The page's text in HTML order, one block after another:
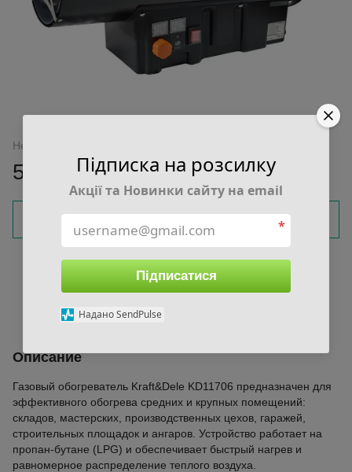
Нет в наличии
5 400 грн
Сообщить, когда появится
Войтидля отображения накопительной скидки
Описание
Газовый обогреватель Kraft&Dele KD11706 предназначен для
эффективного обогрева средних и крупных помещений:
складов, мастерских, производственных цехов, гаражей,
строительных площадок и ангаров. Устройство работает на
пропан-бутане (LPG) и обеспечивает быстрый нагрев и
равномерное распределение теплого воздуха.
Підписка на розсилку
Акції та Новинки сайту на email
*
Підписатися
Надано SendPulse